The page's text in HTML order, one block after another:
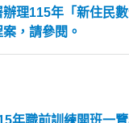
理115年「新住民
，請參閱。
年職前訓練開班一覽